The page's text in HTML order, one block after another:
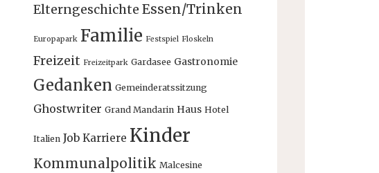
Elterngeschichte Essen/Trinken
Europapark Familie Festspiel Floskeln
Freizeit Freizeitpark Gardasee Gastronomie
Gedanken Gemeinderatssitzung
Ghostwriter Grand Mandarin Haus Hotel
Italien Job Karriere Kinder
Kommunalpolitik Malcesine